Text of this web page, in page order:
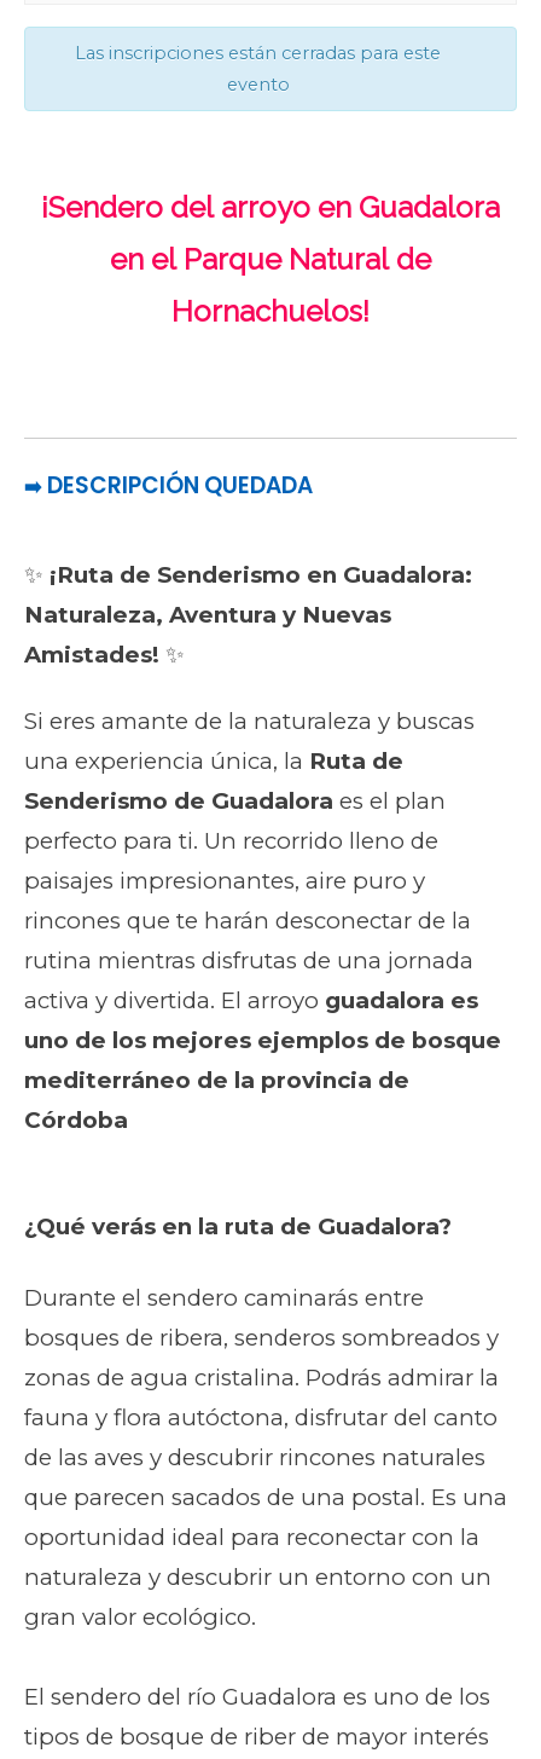
Las inscripciones están cerradas para este
evento
¡Sendero del arroyo en Guadalora
en el Parque Natural de
Hornachuelos!
➡️ DESCRIPCIÓN QUEDADA
✨ ¡Ruta de Senderismo en Guadalora:
Naturaleza, Aventura y Nuevas
Amistades! ✨
Si eres amante de la naturaleza y buscas
una experiencia única, la Ruta de
Senderismo de Guadalora es el plan
perfecto para ti. Un recorrido lleno de
paisajes impresionantes, aire puro y
rincones que te harán desconectar de la
rutina mientras disfrutas de una jornada
activa y divertida. El arroyo guadalora es
uno de los mejores ejemplos de bosque
mediterráneo de la provincia de
Córdoba
¿Qué verás en la ruta de Guadalora?
Durante el sendero caminarás entre
bosques de ribera, senderos sombreados y
zonas de agua cristalina. Podrás admirar la
fauna y flora autóctona, disfrutar del canto
de las aves y descubrir rincones naturales
que parecen sacados de una postal. Es una
oportunidad ideal para reconectar con la
naturaleza y descubrir un entorno con un
gran valor ecológico.
El sendero del río Guadalora es uno de los
tipos de bosque de riber de mayor interés